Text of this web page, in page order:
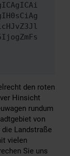
den roten
Hinsicht
rundum
von
Landstraße
vielen
Sie uns